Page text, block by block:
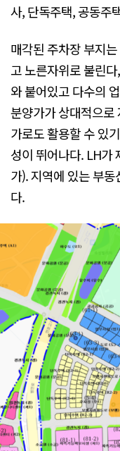
사, 단독주택, 공동주
매각된 주차장 부지
고 노른자위로 불린
와 붙어있고 다수의
분양가가 상대적으
가로도 활용할 수 있
성이 뛰어나다. LH가
가). 지역에 있는 부
다.